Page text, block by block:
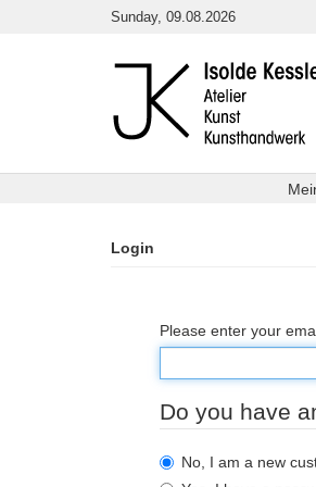
Sunday, 09.08.2026
Login
Please enter your
Do you have
No, I am a new